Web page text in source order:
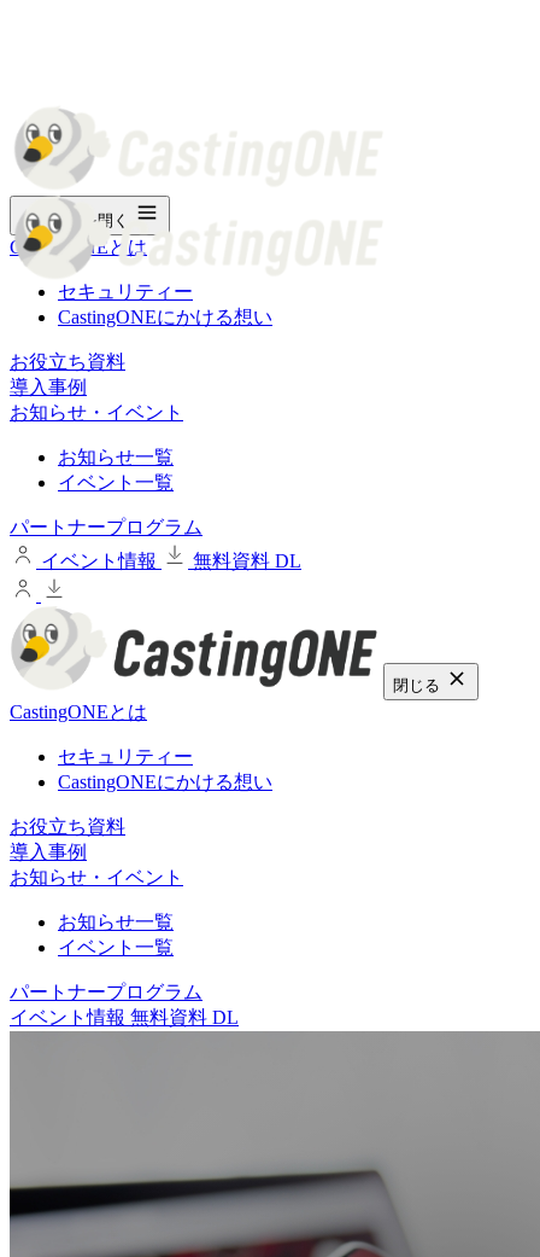
メニューを開く
CastingONEとは
セキュリティー
CastingONEにかける想い
お役立ち資料
導入事例
お知らせ・イベント
お知らせ一覧
イベント一覧
パートナープログラム
イベント情報
無料資料 DL
閉じる
CastingONEとは
セキュリティー
CastingONEにかける想い
お役立ち資料
導入事例
お知らせ・イベント
お知らせ一覧
イベント一覧
パートナープログラム
イベント情報 無料資料 DL